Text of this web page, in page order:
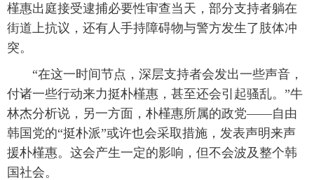
槿惠出庭接受逮捕必要性审查当天，部分支持者躺在
街道上抗议，还有人手持障碍物与警方发生了肢体冲
突。
“在这一时间节点，深层支持者会发出一些声音，
付诸一些行动来力挺朴槿惠，甚至还会引起骚乱。”牛
林杰分析说，另一方面，朴槿惠所属的政党——自由
韩国党的“挺朴派”或许也会采取措施，发表声明来声
援朴槿惠。这会产生一定的影响，但不会波及整个韩
国社会。